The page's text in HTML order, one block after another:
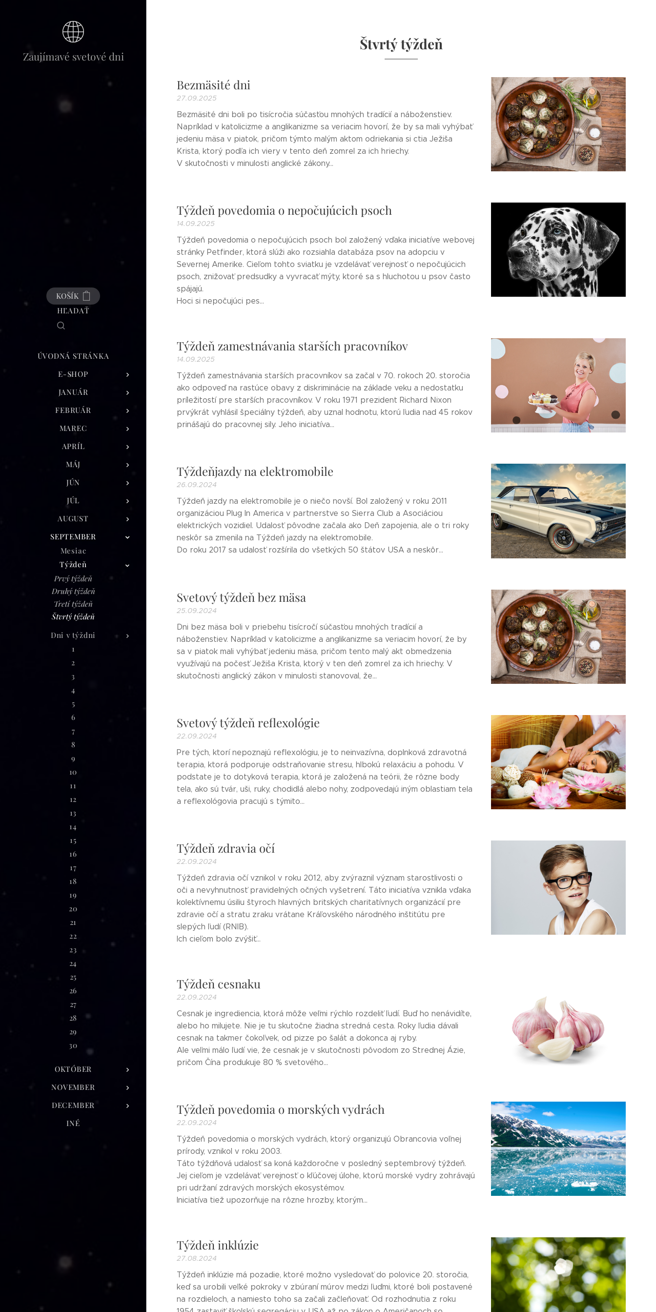
Zaujímavé svetové dni
KOŠÍK
HĽADAŤ
ÚVODNÁ STRÁNKA
E-SHOP
JANUÁR
FEBRUÁR
MAREC
APRÍL
MÁJ
JÚN
JÚL
AUGUST
SEPTEMBER
Mesiac
Týždeň
Prvý týždeň
Druhý týždeň
Tretí týždeň
Štvrtý týždeň
Dni v týždni
1
2
3
4
5
6
7
8
9
10
11
12
13
14
15
16
17
18
19
20
21
22
23
24
25
26
27
28
29
30
OKTÓBER
NOVEMBER
DECEMBER
INÉ
Štvrtý týždeň
Bezmäsité dni
27.09.2025
Bezmäsité dni boli po tisícročia súčasťou mnohých tradícií a náboženstiev.
Napríklad v katolicizme a anglikanizme sa veriacim hovorí, že by sa mali vyhýbať
jedeniu mäsa v piatok, pričom týmto malým aktom odriekania si ctia Ježiša
Krista, ktorý podľa ich viery v tento deň zomrel za ich hriechy.
V skutočnosti v minulosti anglické zákony...
Týždeň povedomia o nepočujúcich psoch
14.09.2025
Týždeň povedomia o nepočujúcich psoch bol založený vďaka iniciatíve webovej
stránky Petfinder, ktorá slúži ako rozsiahla databáza psov na adopciu v
Severnej Amerike. Cieľom tohto sviatku je vzdelávať verejnosť o nepočujúcich
psoch, znižovať predsudky a vyvracať mýty, ktoré sa s hluchotou u psov často
spájajú.
Hoci si nepočujúci pes...
Týždeň zamestnávania starších pracovníkov
14.09.2025
Týždeň zamestnávania starších pracovníkov sa začal v 70. rokoch 20. storočia
ako odpoveď na rastúce obavy z diskriminácie na základe veku a nedostatku
príležitostí pre starších pracovníkov. V roku 1971 prezident Richard Nixon
prvýkrát vyhlásil špeciálny týždeň, aby uznal hodnotu, ktorú ľudia nad 45 rokov
prinášajú do pracovnej sily. Jeho iniciatíva...
Týždeňjazdy na elektromobile
26.09.2024
Týždeň jazdy na elektromobile je o niečo novší. Bol založený v roku 2011
organizáciou Plug In America v partnerstve so Sierra Club a Asociáciou
elektrických vozidiel. Udalosť pôvodne začala ako Deň zapojenia, ale o tri roky
neskôr sa zmenila na Týždeň jazdy na elektromobile.
Do roku 2017 sa udalosť rozšírila do všetkých 50 štátov USA a neskôr...
Svetový týždeň bez mäsa
25.09.2024
Dni bez mäsa boli v priebehu tisícročí súčasťou mnohých tradícií a
náboženstiev. Napríklad v katolicizme a anglikanizme sa veriacim hovorí, že by
sa v piatok mali vyhýbať jedeniu mäsa, pričom tento malý akt obmedzenia
využívajú na počesť Ježiša Krista, ktorý v ten deň zomrel za ich hriechy. V
skutočnosti anglický zákon v minulosti stanovoval, že...
Svetový týždeň reflexológie
22.09.2024
Pre tých, ktorí nepoznajú reflexológiu, je to neinvazívna, doplnková zdravotná
terapia, ktorá podporuje odstraňovanie stresu, hlbokú relaxáciu a pohodu. V
podstate je to dotyková terapia, ktorá je založená na teórii, že rôzne body
tela, ako sú tvár, uši, ruky, chodidlá alebo nohy, zodpovedajú iným oblastiam tela
a reflexológovia pracujú s týmito...
Týždeň zdravia očí
22.09.2024
Týždeň zdravia očí vznikol v roku 2012, aby zvýraznil význam starostlivosti o
oči a nevyhnutnosť pravidelných očných vyšetrení. Táto iniciatíva vznikla vďaka
kolektívnemu úsiliu štyroch hlavných britských charitatívnych organizácií pre
zdravie očí a stratu zraku vrátane Kráľovského národného inštitútu pre
slepých ľudí (RNIB).
Ich cieľom bolo zvýšiť...
Týždeň cesnaku
22.09.2024
Cesnak je ingrediencia, ktorá môže veľmi rýchlo rozdeliť ľudí. Buď ho nenávidíte,
alebo ho milujete. Nie je tu skutočne žiadna stredná cesta. Roky ľudia dávali
cesnak na takmer čokoľvek, od pizze po šalát a dokonca aj ryby.
Ale veľmi málo ľudí vie, že cesnak je v skutočnosti pôvodom zo Strednej Ázie,
pričom Čína produkuje 80 % svetového...
Týždeň povedomia o morských vydrách
22.09.2024
Týždeň povedomia o morských vydrách, ktorý organizujú Obrancovia voľnej
prírody, vznikol v roku 2003.
Táto týždňová udalosť sa koná každoročne v posledný septembrový týždeň.
Jej cieľom je vzdelávať verejnosť o kľúčovej úlohe, ktorú morské vydry zohrávajú
pri udržaní zdravých morských ekosystémov.
Iniciatíva tiež upozorňuje na rôzne hrozby, ktorým...
Týždeň inklúzie
27.08.2024
Týždeň inklúzie má pozadie, ktoré možno vysledovať do polovice 20. storočia,
keď sa urobili veľké pokroky v zbúraní múrov medzi ľuďmi, ktoré boli postavené
na rozdieloch, a namiesto toho sa začali začleňovať. Od rozhodnutia z roku